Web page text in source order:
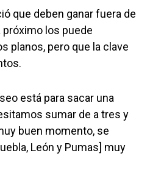
que deben ganar fuera de
próximo los puede
planos, pero que la clave
está para sacar una
sumar de a tres y
buen momento, se
León y Pumas] muy